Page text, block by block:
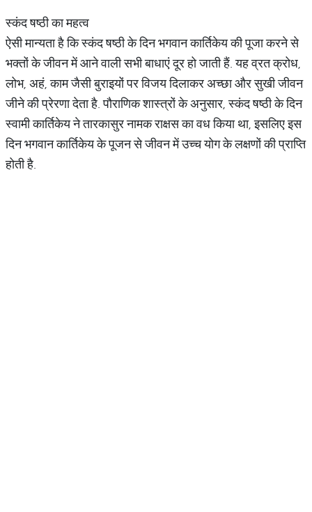
स्कंद षष्ठी का महत्व
ऐसी मान्यता है कि स्कंद षष्ठी के दिन भगवान कार्तिकेय की पूजा करने से
भक्तों के जीवन में आने वाली सभी बाधाएं दूर हो जाती हैं. यह व्रत क्रोध,
लोभ, अहं, काम जैसी बुराइयों पर विजय दिलाकर अच्छा और सुखी जीवन
जीने की प्रेरणा देता है. पौराणिक शास्त्रों के अनुसार, स्कंद षष्ठी के दिन
स्वामी कार्तिकेय ने तारकासुर नामक राक्षस का वध किया था, इसलिए इस
दिन भगवान कार्तिकेय के पूजन से जीवन में उच्च योग के लक्षणों की प्राप्ति
होती है.